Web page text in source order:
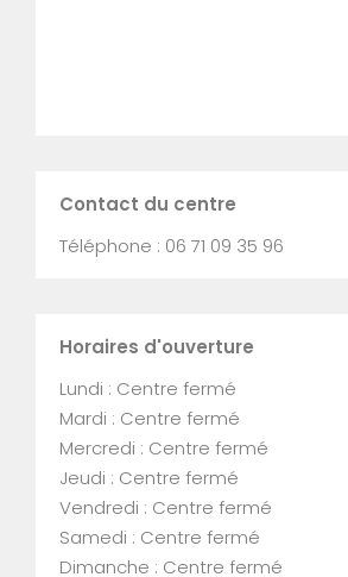
Contact du centre
Téléphone : 06 71 09 35 96
Horaires d'ouverture
Lundi : Centre fermé
Mardi : Centre fermé
Mercredi : Centre fermé
Jeudi : Centre fermé
Vendredi : Centre fermé
Samedi : Centre fermé
Dimanche : Centre fermé